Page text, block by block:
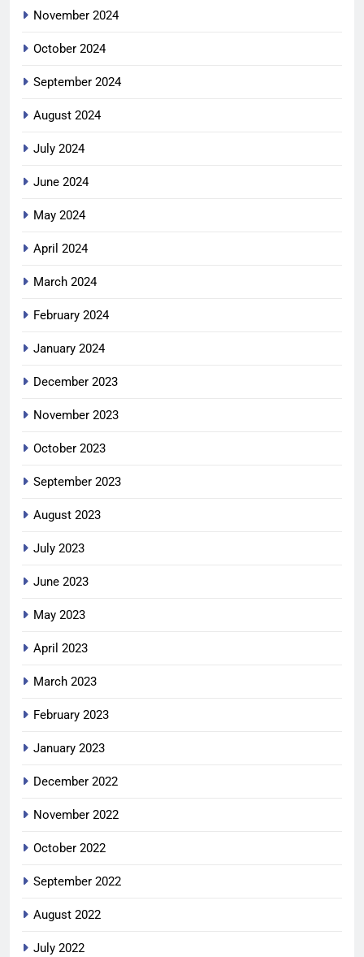
November 2024
October 2024
September 2024
August 2024
July 2024
June 2024
May 2024
April 2024
March 2024
February 2024
January 2024
December 2023
November 2023
October 2023
September 2023
August 2023
July 2023
June 2023
May 2023
April 2023
March 2023
February 2023
January 2023
December 2022
November 2022
October 2022
September 2022
August 2022
July 2022